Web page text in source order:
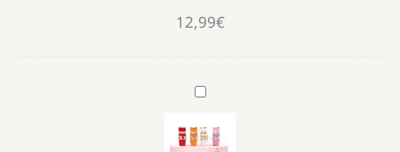
12,99€
Colección
Árabe